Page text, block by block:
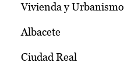
Vivienda y Urbanismo
Albacete
Ciudad Real